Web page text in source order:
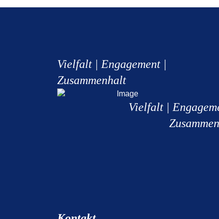
Vielfalt | Engagement |
Zusammenhalt
Vielfalt |